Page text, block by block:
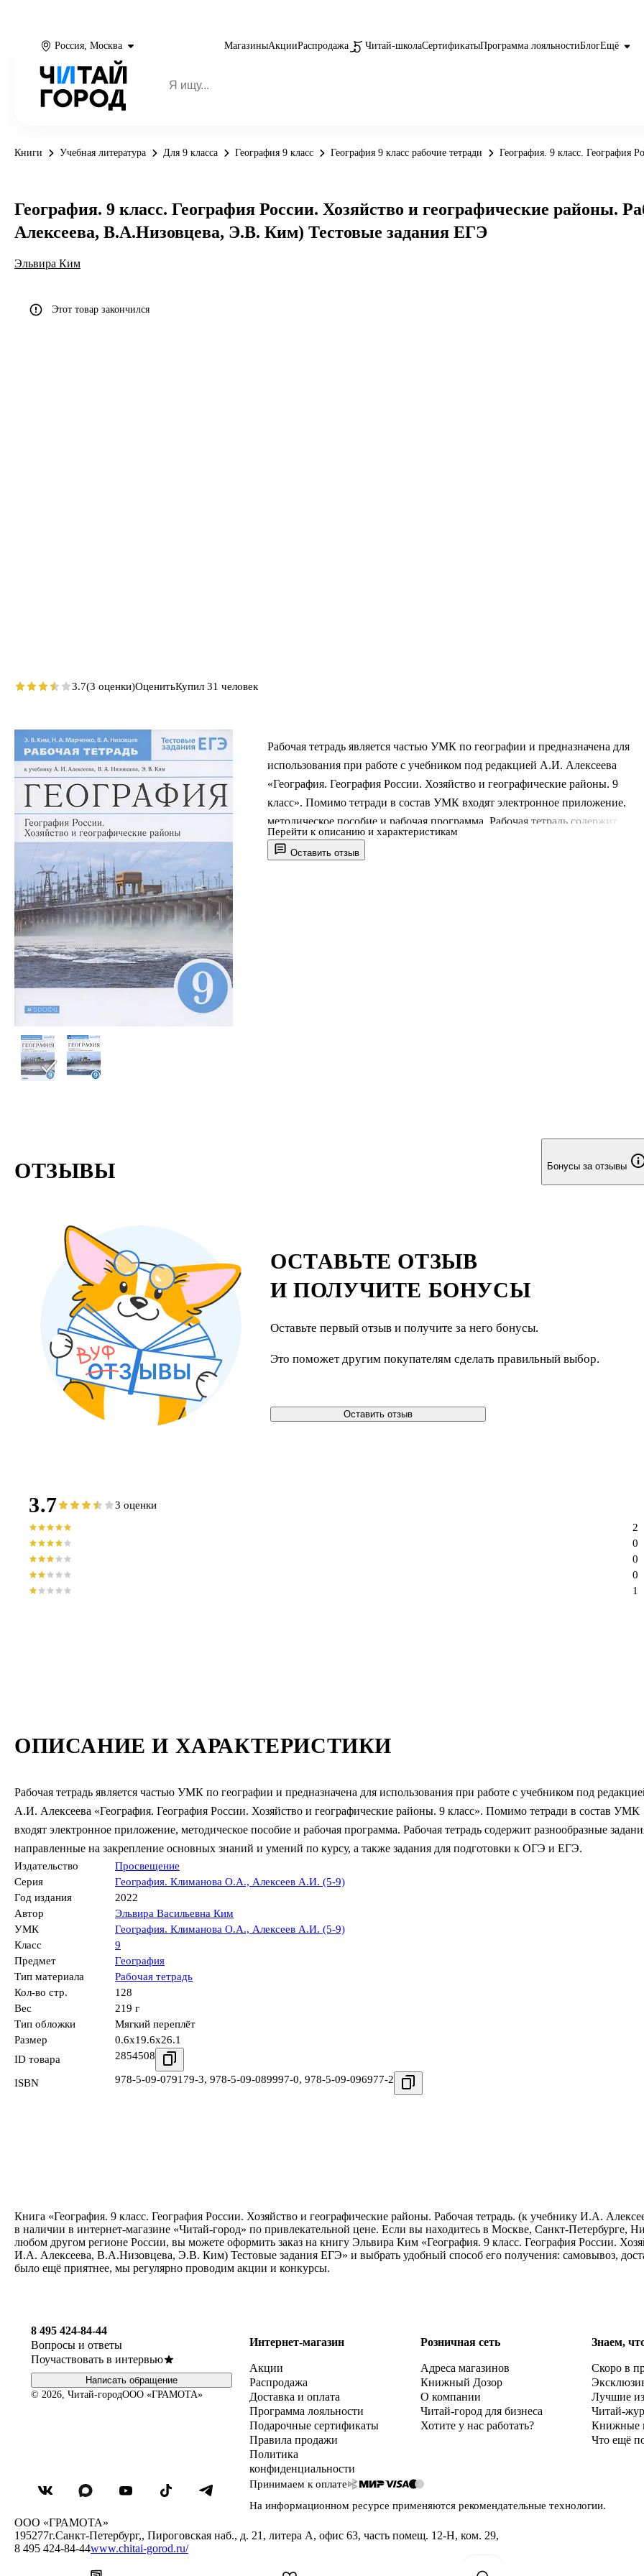
Россия, Москва МагазиныАкцииРаспродажа Читай-школаСертификатыПрограмма лояльностиБлогЕщё
Книги Учебная литература Для 9 класса География 9 класс География 9 класс рабочие тетради География. 9 класс. География
Оставить отзыв
Рабочая тетрадь является частью УМК по географии и предназначена для
использования при работе с учебником под редакцией А.И. Алексеева
«География. География России. Хозяйство и географические районы. 9
класс». Помимо тетради в состав УМК входят электронное приложение,
методическое пособие и рабочая программа. Рабочая тетрадь содержит
разнообразные задания, направленные на закрепление основных знаний и
умений по курсу, а также задания для подготовки к ОГЭ и ЕГЭ.
Перейти к описанию и характеристикам
География. 9 класс. География России. Хозяйство и географические районы.
Алексеева, В.А.Низовцева, Э.В. Ким) Тестовые задания ЕГЭ
Эльвира Ким
Этот товар закончился
3.7(3 оценки)ОценитьКупил 31 человек
ОПИСАНИЕ И ХАРАКТЕРИСТИКИ
Рабочая тетрадь является частью УМК по географии и предназначена для использования при работе с учебником под
А.И. Алексеева «География. География России. Хозяйство и географические районы. 9 класс». Помимо тетради в состав УМК
входят электронное приложение, методическое пособие и рабочая программа. Рабочая тетрадь содержит разнообразные
направленные на закрепление основных знаний и умений по курсу, а также задания для подготовки к ОГЭ и ЕГЭ.
Издательство
Просвещение
Серия
География. Климанова О.А., Алексеев А.И. (5-9)
Год издания
2022
Автор
Эльвира Васильевна Ким
УМК
География. Климанова О.А., Алексеев А.И. (5-9)
Класс
9
Предмет
География
Тип материала
Рабочая тетрадь
Кол-во стр.
128
Вес
219 г
Тип обложки
Мягкий переплёт
Размер
0.6x19.6x26.1
ID товара
2854508
ISBN 978-5-09-079179-3, 978-5-09-089997-0, 978-5-09-096977-2
ОТЗЫВЫ Бонусы за отзывы
ОСТАВЬТЕ ОТЗЫВ
И ПОЛУЧИТЕ БОНУСЫ
Оставьте первый отзыв и получите за него бонусы.
Это поможет другим покупателям сделать правильный выбор.
Оставить отзыв
3.7 3 оценки
1
0
0
0
2
Книга «География. 9 класс. География России. Хозяйство и географические районы. Рабочая тетрадь. (к учебнику И.А.
в наличии в интернет-магазине «Читай-город» по привлекательной цене. Если вы находитесь в Москве, Санкт-Петербурге,
любом другом регионе России, вы можете оформить заказ на книгу Эльвира Ким «География. 9 класс. География России.
И.А. Алексеева, В.А.Низовцева, Э.В. Ким) Тестовые задания ЕГЭ» и выбрать удобный способ его получения: самовывоз,
было ещё приятнее, мы регулярно проводим акции и конкурсы.
8 495 424-84-44
Вопросы и ответы
Поучаствовать в интервью
Написать обращение
© 2026, Читай-городООО «ГРАМОТА»
Интернет-магазин
Акции
Распродажа
Доставка и оплата
Программа лояльности
Подарочные сертификаты
Правила продажи
Политика
конфиденциальности
Розничная сеть
Адреса магазинов
Книжный Дозор
О компании
Читай-город для бизнеса
Хотите у нас работать?
Знаем,
Скоро в
Лучшие
Читай-
Книжные
Что ещё
Принимаем к оплате
На информационном ресурсе применяются рекомендательные технологии.
ООО «ГРАМОТА»
195277г.Санкт-Петербург,, Пироговская наб., д. 21, литера А, офис 63, часть помещ. 12-Н, ком. 29,
8 495 424-84-44www.chitai-gorod.ru/